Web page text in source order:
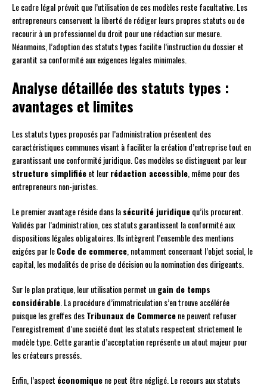
Le cadre légal prévoit que l’utilisation de ces modèles reste facultative. Les
entrepreneurs conservent la liberté de rédiger leurs propres statuts ou de
recourir à un professionnel du droit pour une rédaction sur mesure.
Néanmoins, l’adoption des statuts types facilite l’instruction du dossier et
garantit sa conformité aux exigences légales minimales.
Analyse détaillée des statuts types :
avantages et limites
Les statuts types proposés par l’administration présentent des
caractéristiques communes visant à faciliter la création d’entreprise tout en
garantissant une conformité juridique. Ces modèles se distinguent par leur
structure simplifiéeet leurrédaction accessible, même pour des
entrepreneurs non-juristes.
Le premier avantage réside dans lasécurité juridiquequ’ils procurent.
Validés par l’administration, ces statuts garantissent la conformité aux
dispositions légales obligatoires. Ils intègrent l’ensemble des mentions
exigées par leCode de commerce, notamment concernant l’objet social, le
capital, les modalités de prise de décision ou la nomination des dirigeants.
Sur le plan pratique, leur utilisation permet ungain de temps
considérable. La procédure d’immatriculation s’en trouve accélérée
puisque les greffes desTribunaux de Commercene peuvent refuser
l’enregistrement d’une société dont les statuts respectent strictement le
modèle type. Cette garantie d’acceptation représente un atout majeur pour
les créateurs pressés.
Enfin, l’aspect économiquene peut être négligé. Le recours aux statuts